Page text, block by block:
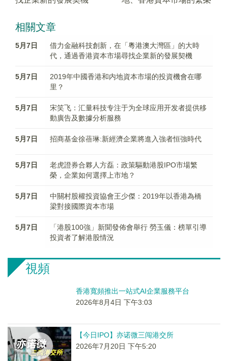
相關文章
5月7日
借力金融科技創新，在「粵港澳大灣區」的大時
代，通過香港資本市場尋找企業新的發展契機
5月7日
2019年中國香港和内地資本市場的投資機會在哪
里？
5月7日
宋笑飞：汇量科技专注于为全球应用开发者提供移
動廣告及數據分析服務
5月7日 招商基金徐蓓琳:新經濟企業將進入強者恒強時代
5月7日
老虎證券合夥人方磊：政策驅動港股IPO市場繁
榮，企業如何選擇上市地？
5月7日
中關村股權投資協會王少傑：2019年以香港為橋
梁對接國際資本市場
5月7日
「港股100強」新聞發佈會舉行 勞玉儀：榜單引導
投資者了解港股情況
視頻
香港寬頻推出一站式AI企業服務平台
2026年8月4日 下午3:03
【今日IPO】亦诺微三闯港交所
2026年7月20日 下午5:20